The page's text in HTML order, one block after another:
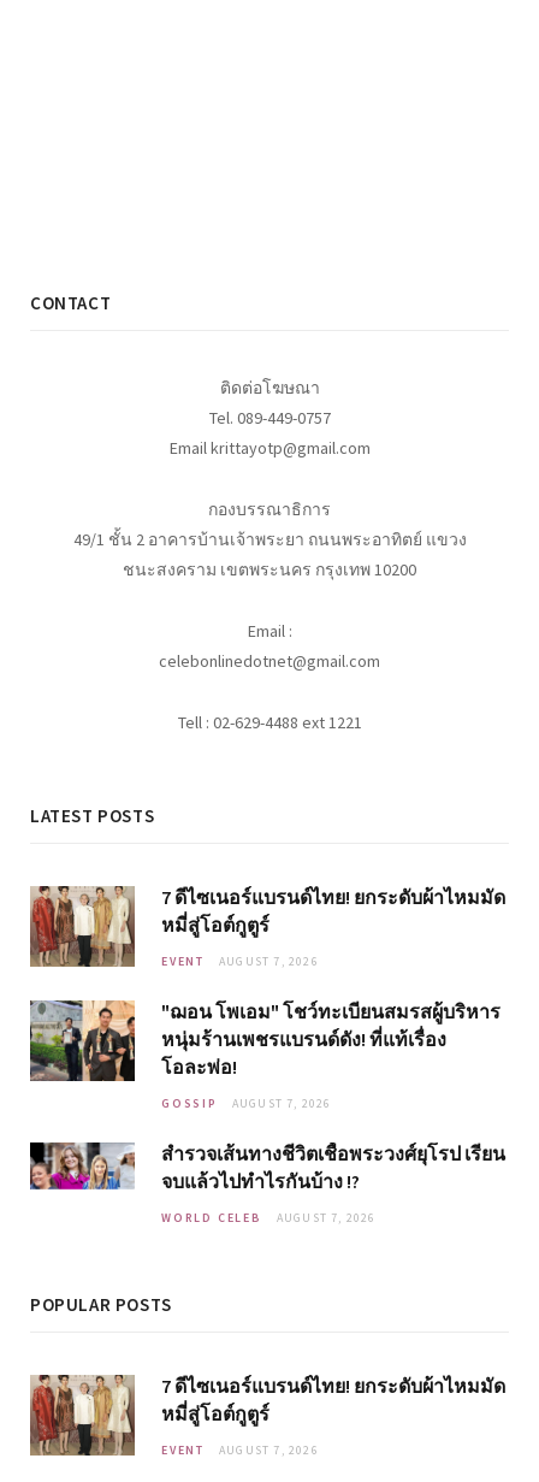
CONTACT
ติดต่อโฆษณา
Tel. 089-449-0757
Email krittayotp@gmail.com
กองบรรณาธิการ
49/1 ชั้น 2 อาคารบ้านเจ้าพระยา ถนนพระอาทิตย์ แขวง
ชนะสงคราม เขตพระนคร กรุงเทพ 10200
Email :
celebonlinedotnet@gmail.com
Tell : 02-629-4488 ext 1221
LATEST POSTS
7 ดีไซเนอร์แบรนด์ไทย! ยกระดับผ้าไหมมัด
หมี่สู่โอต์กูตูร์
EVENT AUGUST 7, 2026
"ฌอน โพเอม" โชว์ทะเบียนสมรสผู้บริหาร
หนุ่มร้านเพชรแบรนด์ดัง! ที่แท้เรื่อง
โอละพ่อ!
GOSSIP AUGUST 7, 2026
สำรวจเส้นทางชีวิตเชื้อพระวงศ์ยุโรป เรียน
จบแล้วไปทำไรกันบ้าง !?
WORLD CELEB AUGUST 7, 2026
POPULAR POSTS
7 ดีไซเนอร์แบรนด์ไทย! ยกระดับผ้าไหมมัด
หมี่สู่โอต์กูตูร์
EVENT AUGUST 7, 2026